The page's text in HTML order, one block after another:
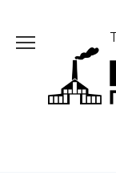
содержанию